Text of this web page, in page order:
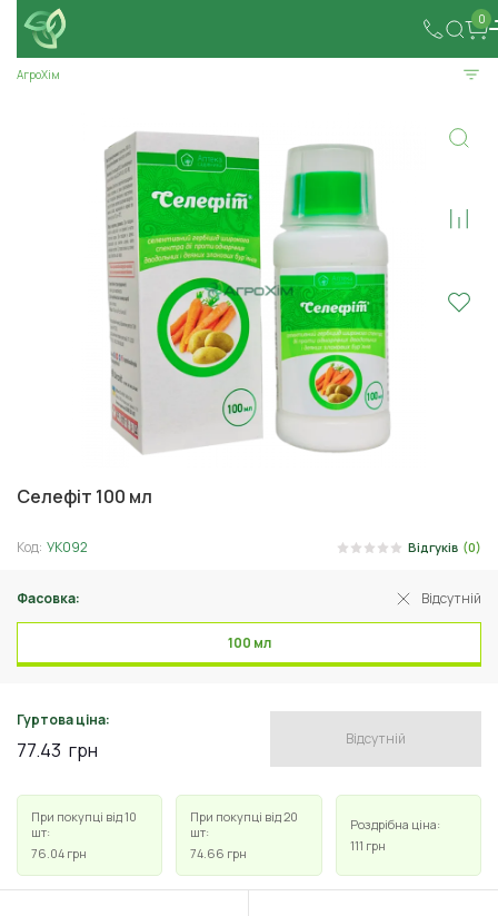
0
АгроХім
Селефіт 100 мл
Код: УК092 Відгуків (0)
Фасовка: Відсутній
100 мл
Гуртова ціна:
77.43 грн Відсутній
При покупці від 10
шт:
76.04 грн
При покупці від 20
шт:
74.66 грн
Роздрібна ціна:
111 грн